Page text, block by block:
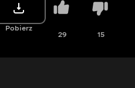
Pobierz
29 15